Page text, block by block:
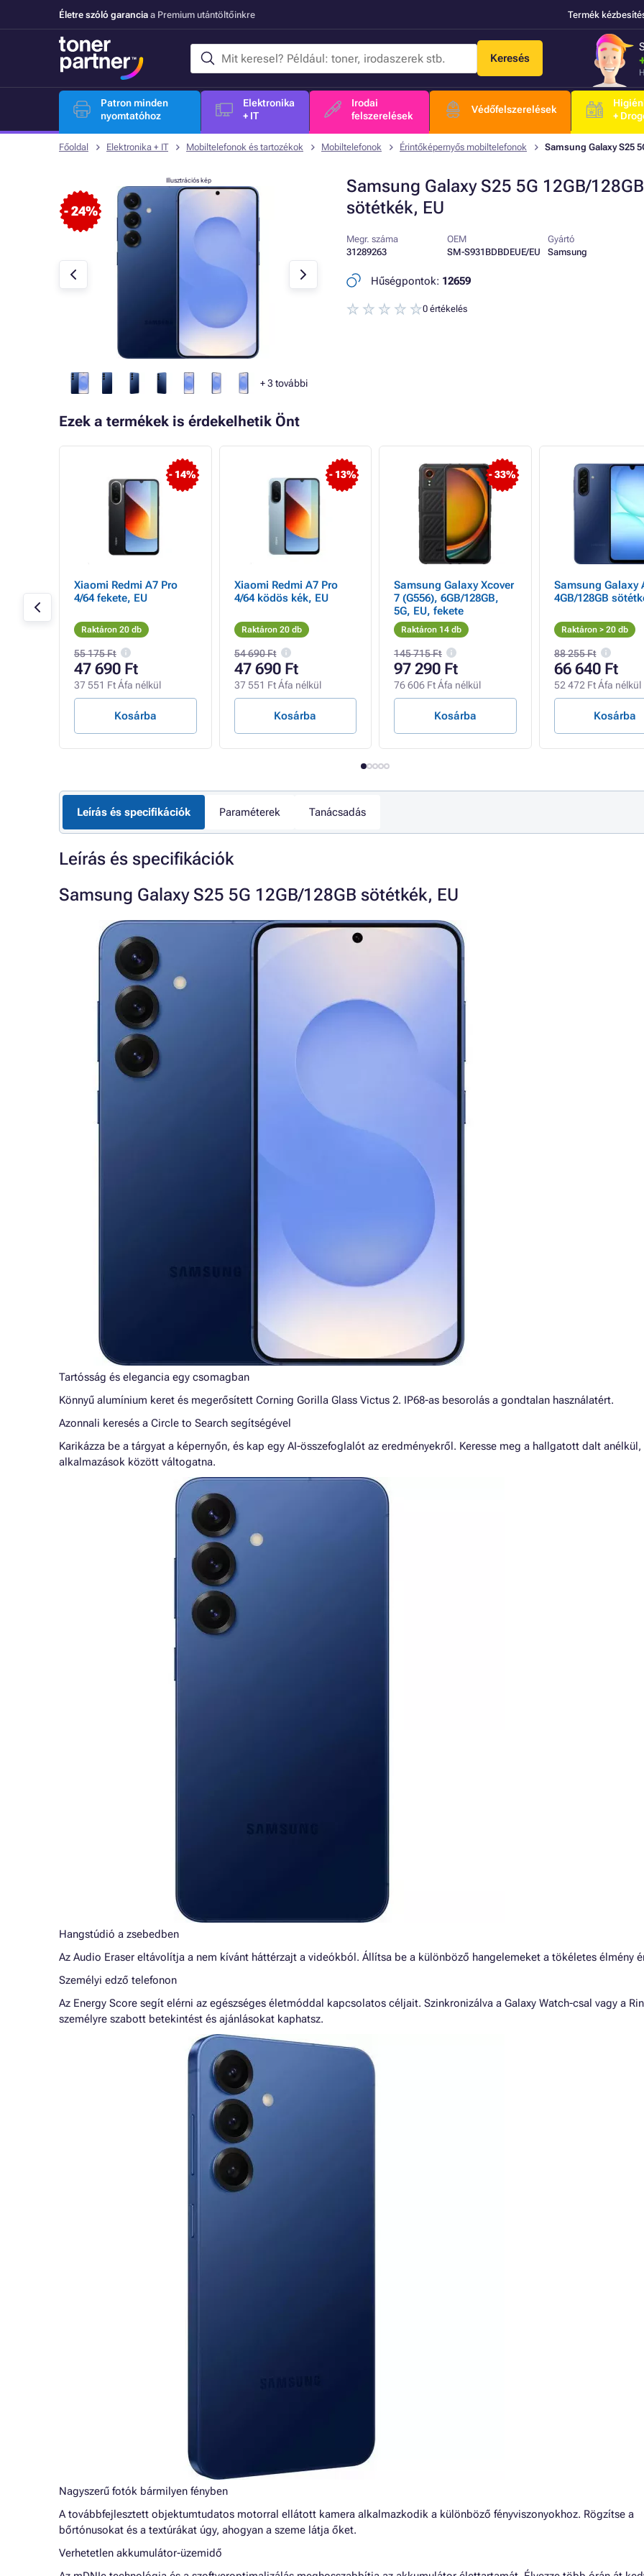
Életre szóló garancia a Premium utántöltőinkre Termék
Keresés
Patron minden
nyomtatóhoz
Elektronika
+ IT
Irodai
felszerelések
Védőfelszerelések
+
Főoldal Elektronika + IT Mobiltelefonok és tartozékok Mobiltelefonok Érintőképernyős mobiltelefonok Samsung Galaxy S25
Samsung Galaxy S25 5G 12GB/128GB
sötétkék, EU
- 24%
Illusztrációs kép
+3 további
Megr. száma
31289263
OEM
SM-S931BDBDEUE/EU
Gyártó
Samsung
Hűségpontok: 12659
0 értékelés
Ezek a termékek is érdekelhetik Önt
- 14%
Xiaomi Redmi A7 Pro
4/64 fekete, EU
Raktáron 20 db
55 175 Ft
47 690 Ft
37 551 Ft Áfa nélkül
Kosárba
- 13%
Xiaomi Redmi A7 Pro
4/64 ködös kék, EU
Raktáron 20 db
54 690 Ft
47 690 Ft
37 551 Ft Áfa nélkül
Kosárba
- 33%
Samsung Galaxy Xcover
7 (G556), 6GB/128GB,
5G, EU, fekete
Raktáron 14 db
145 715 Ft
97 290 Ft
76 606 Ft Áfa nélkül
Kosárba
Samsung Galaxy
4GB/128GB
Raktáron > 20 db
88 255 Ft
66 640 Ft
52 472 Ft Áfa nélkül
Kosárba
Leírás és specifikációk Paraméterek Tanácsadás
Leírás és specifikációk
Samsung Galaxy S25 5G 12GB/128GB sötétkék, EU
Tartósság és elegancia egy csomagban
Könnyű alumínium keret és megerősített Corning Gorilla Glass Victus 2. IP68-as besorolás a gondtalan használatért.
Azonnali keresés a Circle to Search segítségével
Karikázza be a tárgyat a képernyőn, és kap egy AI-összefoglalót az eredményekről. Keresse meg a hallgatott dalt anélkül,
alkalmazások között váltogatna.
Hangstúdió a zsebedben
Az Audio Eraser eltávolítja a nem kívánt háttérzajt a videókból. Állítsa be a különböző hangelemeket a tökéletes élmény
Személyi edző telefonon
Az Energy Score segít elérni az egészséges életmóddal kapcsolatos céljait. Szinkronizálva a Galaxy Watch-csal vagy a
személyre szabott betekintést és ajánlásokat kaphatsz.
Nagyszerű fotók bármilyen fényben
A továbbfejlesztett objektumtudatos motorral ellátott kamera alkalmazkodik a különböző fényviszonyokhoz. Rögzítse a
bőrtónusokat és a textúrákat úgy, ahogyan a szeme látja őket.
Verhetetlen akkumulátor-üzemidő